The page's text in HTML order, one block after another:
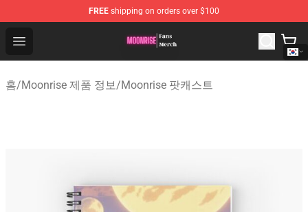
FREE shipping on orders over $100
Open menu
Moonrise Store - Official Moonrise Merchandise Shop
홈/Moonrise 제품 정보/Moonrise 팟캐스트